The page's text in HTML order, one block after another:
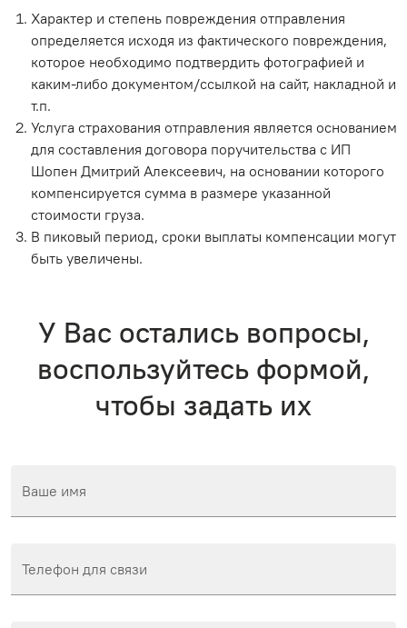
Характер и степень повреждения отправления
определяется исходя из фактического повреждения,
которое необходимо подтвердить фотографией и
каким-либо документом/ссылкой на сайт, накладной и
т.п.
Услуга страхования отправления является основанием
для составления договора поручительства с ИП
Шопен Дмитрий Алексеевич, на основании которого
компенсируется сумма в размере указанной
стоимости груза.
В пиковый период, сроки выплаты компенсации могут
быть увеличены.
У Вас остались вопросы,
воспользуйтесь формой,
чтобы задать их
Ваше имя
Телефон для связи